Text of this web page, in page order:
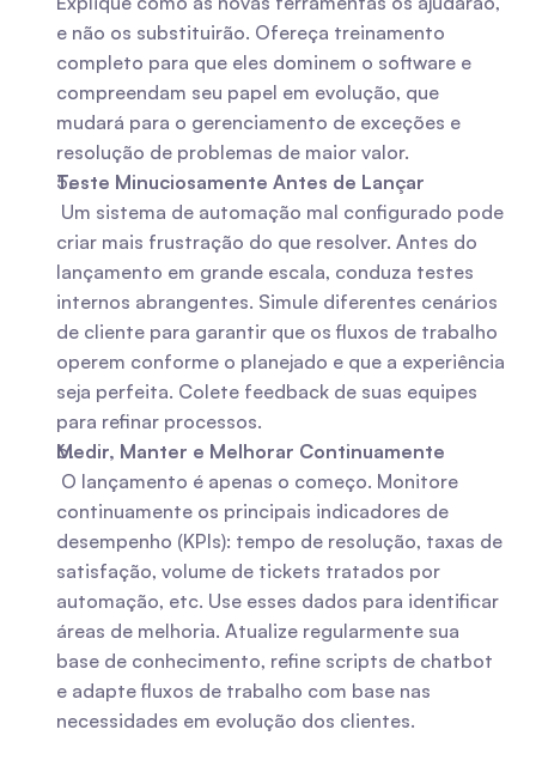
e não os substituirão. Ofereça treinamento
completo para que eles dominem o software e
compreendam seu papel em evolução, que
mudará para o gerenciamento de exceções e
resolução de problemas de maior valor.
Teste Minuciosamente Antes de Lançar
criar mais frustração do que resolver. Antes do
lançamento em grande escala, conduza testes
internos abrangentes. Simule diferentes cenários
de cliente para garantir que os fluxos de trabalho
operem conforme o planejado e que a experiência
seja perfeita. Colete feedback de suas equipes
para refinar processos.
Medir, Manter e Melhorar Continuamente
continuamente os principais indicadores de
desempenho (KPIs): tempo de resolução, taxas de
satisfação, volume de tickets tratados por
automação, etc. Use esses dados para identificar
áreas de melhoria. Atualize regularmente sua
base de conhecimento, refine scripts de chatbot
e adapte fluxos de trabalho com base nas
necessidades em evolução dos clientes.